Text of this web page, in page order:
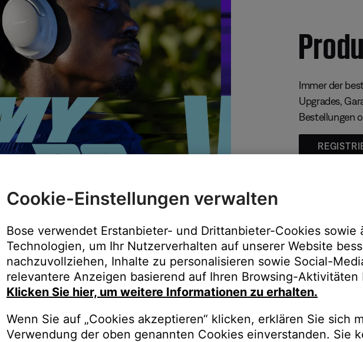
Immer der
Upgrades,
Bestellungen
Tauschen Sie gegen besseren
Cookie-Einstellungen verwalten
Bose verwendet Erstanbieter- und Drittanbieter-Cookies sowie
Technologien, um Ihr Nutzerverhalten auf unserer Website
nachzuvollziehen, Inhalte zu personalisieren sowie Social-
relevantere Anzeigen basierend auf Ihren Browsing-Aktivitäten
Klicken Sie hier, um weitere Informationen zu erhalten.
Wenn Sie auf „Cookies akzeptieren“ klicken, erklären Sie sich
Verwendung der oben genannten Cookies einverstanden. Sie